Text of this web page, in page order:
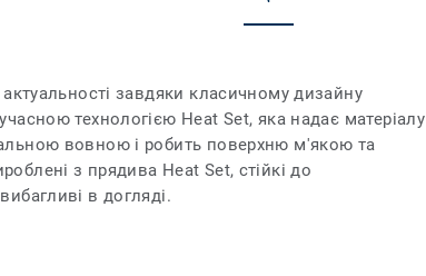
завдяки класичному дизайну
технологією Heat Set, яка надає матеріалу
вовною і робить поверхню м'якою та
з прядива Heat Set, стійкі до
в догляді.